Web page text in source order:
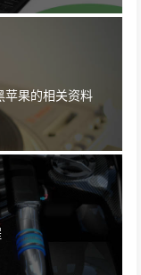
果的相关资料